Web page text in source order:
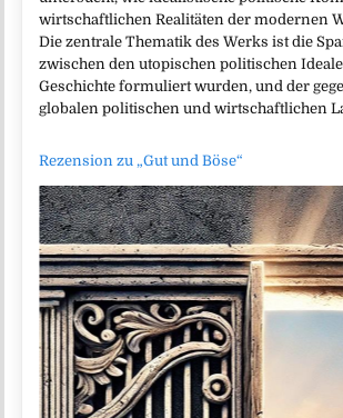
wirtschaftlichen Realitäten der modernen
Die zentrale Thematik des Werks ist die
zwischen den utopischen politischen
Geschichte formuliert wurden, und der
globalen politischen und wirtschaftlichen
Rezension zu „Gut und Böse“